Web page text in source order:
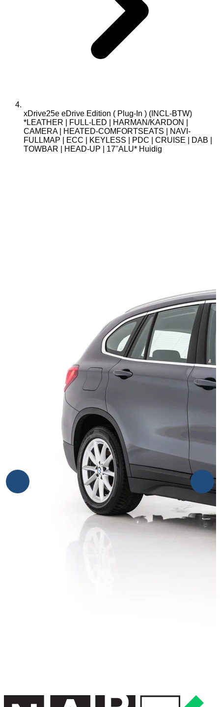
xDrive25e eDrive Edition ( Plug-In ) (INCL-BTW)
*LEATHER | FULL-LED | HARMAN/KARDON |
CAMERA | HEATED-COMFORTSEATS | NAVI-
FULLMAP | ECC | KEYLESS | PDC | CRUISE | DAB |
TOWBAR | HEAD-UP | 17''ALU* Huidig